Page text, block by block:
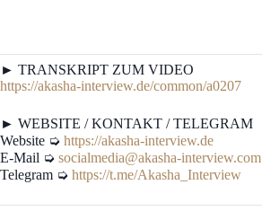
► TRANSKRIPT ZUM VIDEO
https://akasha-interview.de/common/a0207
► WEBSITE / KONTAKT / TELEGRAM
Website ➭ https://akasha-interview.de
E-Mail ➭ socialmedia@akasha-interview.com
Telegram ➭ https://t.me/Akasha_Interview